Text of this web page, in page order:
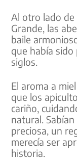
Al otro lado de
Grande, las
baile
que había sido
siglos.
El aroma a
que los
cariño,
natural.
preciosa, un
merecía ser
historia.